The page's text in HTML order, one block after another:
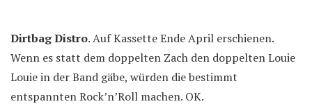
Dirtbag Distro. Auf Kassette Ende April erschienen.
Wenn es statt dem doppelten Zach den doppelten Louie
Louie in der Band gäbe, würden die bestimmt
entspannten Rock’n’Roll machen. OK.